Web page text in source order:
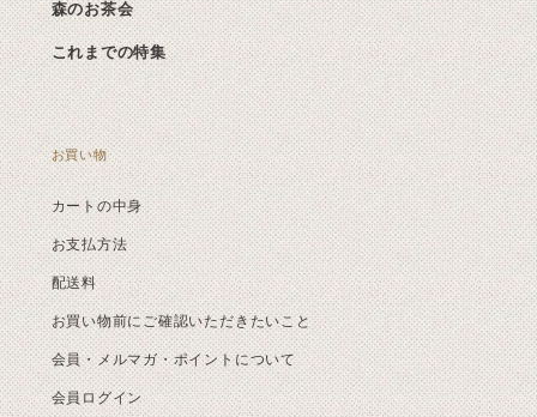
森のお茶会
これまでの特集
お買い物
カートの中身
お支払方法
配送料
お買い物前にご確認いただきたいこと
会員・メルマガ・ポイントについて
会員ログイン